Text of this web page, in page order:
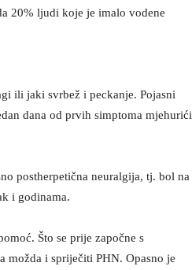
20% ljudi koje je imalo vodene
ili jaki svrbež i peckanje. Pojasni
dana od prvih simptoma mjehurići
postherpetična neuralgija, tj. bol na
i godinama.
Što se prije započne s
možda i spriječiti PHN. Opasno je